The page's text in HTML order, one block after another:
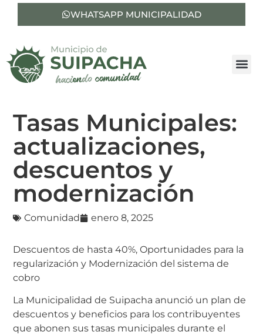
WHATSAPP MUNICIPALIDAD
Tasas Municipales:
actualizaciones,
descuentos y
modernización
Comunidad enero 8, 2025
Descuentos de hasta 40%, Oportunidades para la
regularización y Modernización del sistema de
cobro
La Municipalidad de Suipacha anunció un plan de
descuentos y beneficios para los contribuyentes
que abonen sus tasas municipales durante el